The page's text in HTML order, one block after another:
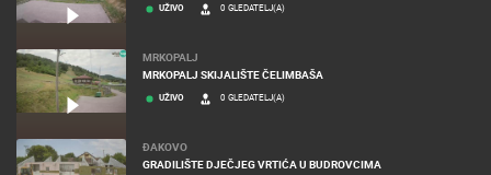
UŽIVO 0 GLEDATELJ(A)
MRKOPALJ
MRKOPALJ SKIJALIŠTE ČELIMBAŠA
UŽIVO 0 GLEDATELJ(A)
ĐAKOVO
GRADILIŠTE DJEČJEG VRTIĆA U BUDROVCIMA